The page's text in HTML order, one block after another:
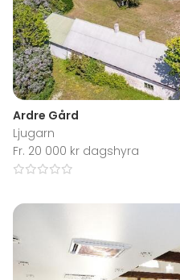
Ardre Gård
Ljugarn
Fr. 20 000 kr dagshyra